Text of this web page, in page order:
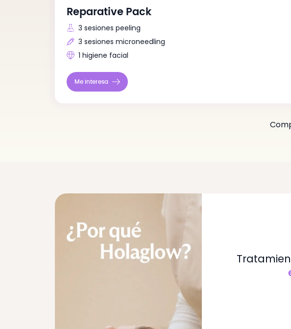
Reparative Pack
3 sesiones peeling
3 sesiones microneedling
1 higiene facial
Me interesa